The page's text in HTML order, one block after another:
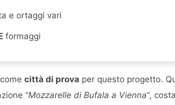
e ortaggi vari
formaggi
città di prova per questo progetto.
“Mozzarelle di Bufala a Vienna“,